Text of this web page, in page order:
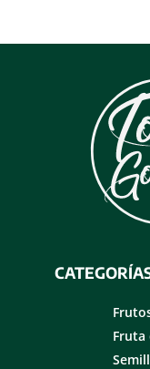
Fruta